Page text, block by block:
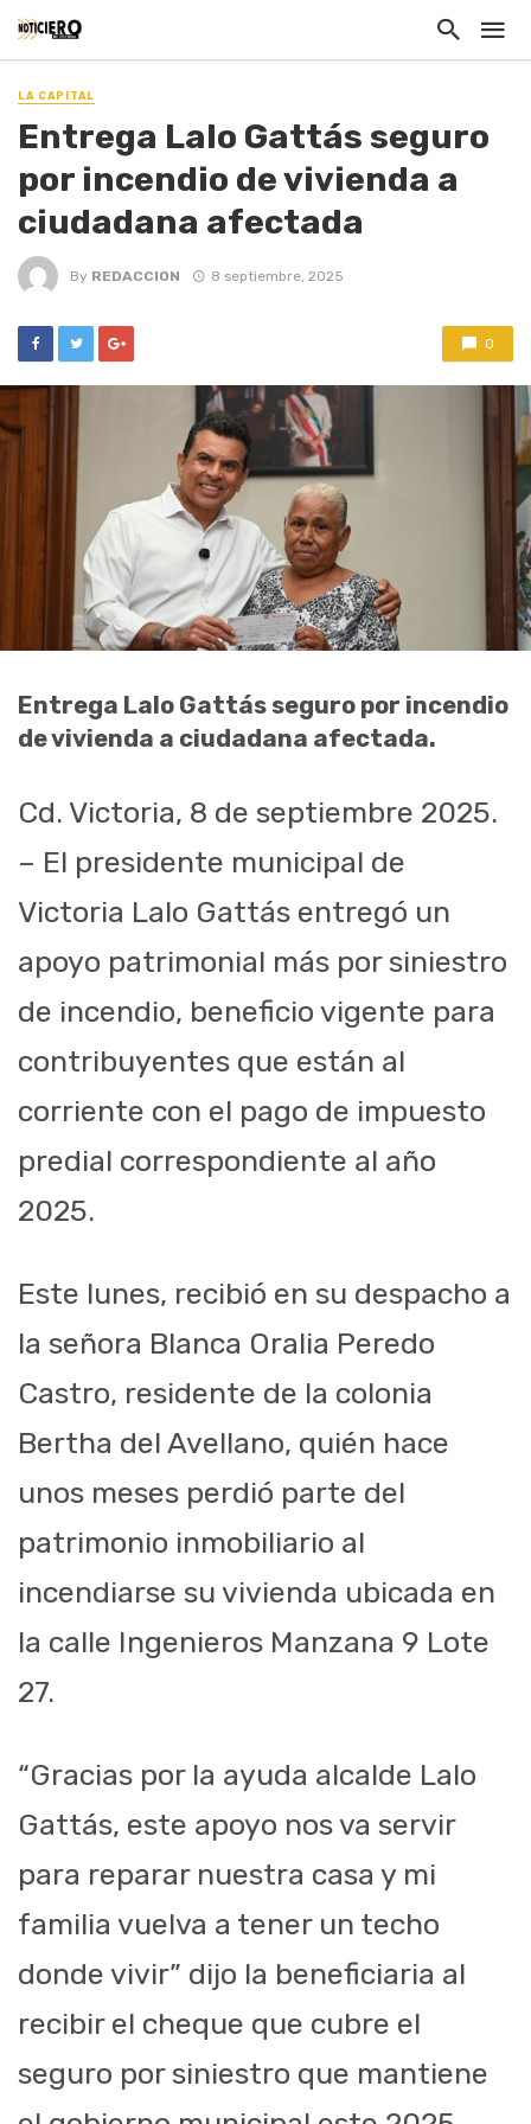
LA CAPITAL
Entrega Lalo Gattás seguro
por incendio de vivienda a
ciudadana afectada
By REDACCION 8 septiembre, 2025
0
Entrega Lalo Gattás seguro por incendio
de vivienda a ciudadana afectada.
Cd. Victoria, 8 de septiembre 2025.
– El presidente municipal de
Victoria Lalo Gattás entregó un
apoyo patrimonial más por siniestro
de incendio, beneficio vigente para
contribuyentes que están al
corriente con el pago de impuesto
predial correspondiente al año
2025.
Este lunes, recibió en su despacho a
la señora Blanca Oralia Peredo
Castro, residente de la colonia
Bertha del Avellano, quién hace
unos meses perdió parte del
patrimonio inmobiliario al
incendiarse su vivienda ubicada en
la calle Ingenieros Manzana 9 Lote
27.
“Gracias por la ayuda alcalde Lalo
Gattás, este apoyo nos va servir
para reparar nuestra casa y mi
familia vuelva a tener un techo
donde vivir” dijo la beneficiaria al
recibir el cheque que cubre el
seguro por siniestro que mantiene